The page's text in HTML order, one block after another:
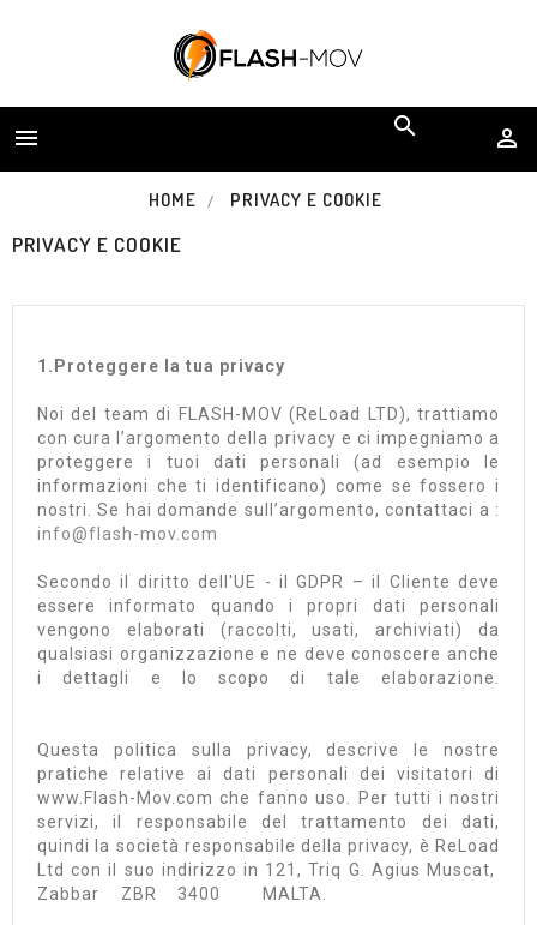
 
HOME PRIVACY E COOKIE
PRIVACY E COOKIE
1.Proteggere la tua privacy
Noi del team di FLASH-MOV (ReLoad LTD), trattiamo
con cura l’argomento della privacy e ci impegniamo a
proteggere i tuoi dati personali (ad esempio le
informazioni che ti identificano) come se fossero i
nostri. Se hai domande sull’argomento, contattaci a :
info@flash-mov.com
Secondo il diritto dell'UE - il GDPR – il Cliente deve
essere informato quando i propri dati personali
vengono elaborati (raccolti, usati, archiviati) da
qualsiasi organizzazione e ne deve conoscere anche
i dettagli e lo scopo di tale elaborazione.
Questa politica sulla privacy, descrive le nostre
pratiche relative ai dati personali dei visitatori di
www.Flash-Mov.com che fanno uso. Per tutti i nostri
servizi, il responsabile del trattamento dei dati,
quindi la società responsabile della privacy, è ReLoad
Ltd con il suo indirizzo in 121, Triq G. Agius Muscat,
Zabbar ZBR 3400 MALTA.